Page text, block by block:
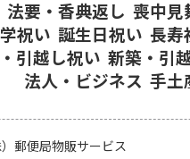
法要・香典返し 喪中見
祝い 誕生日祝い 長寿
引越し祝い 新築・引
法人・ビジネス 手土
）郵便局物販サービス